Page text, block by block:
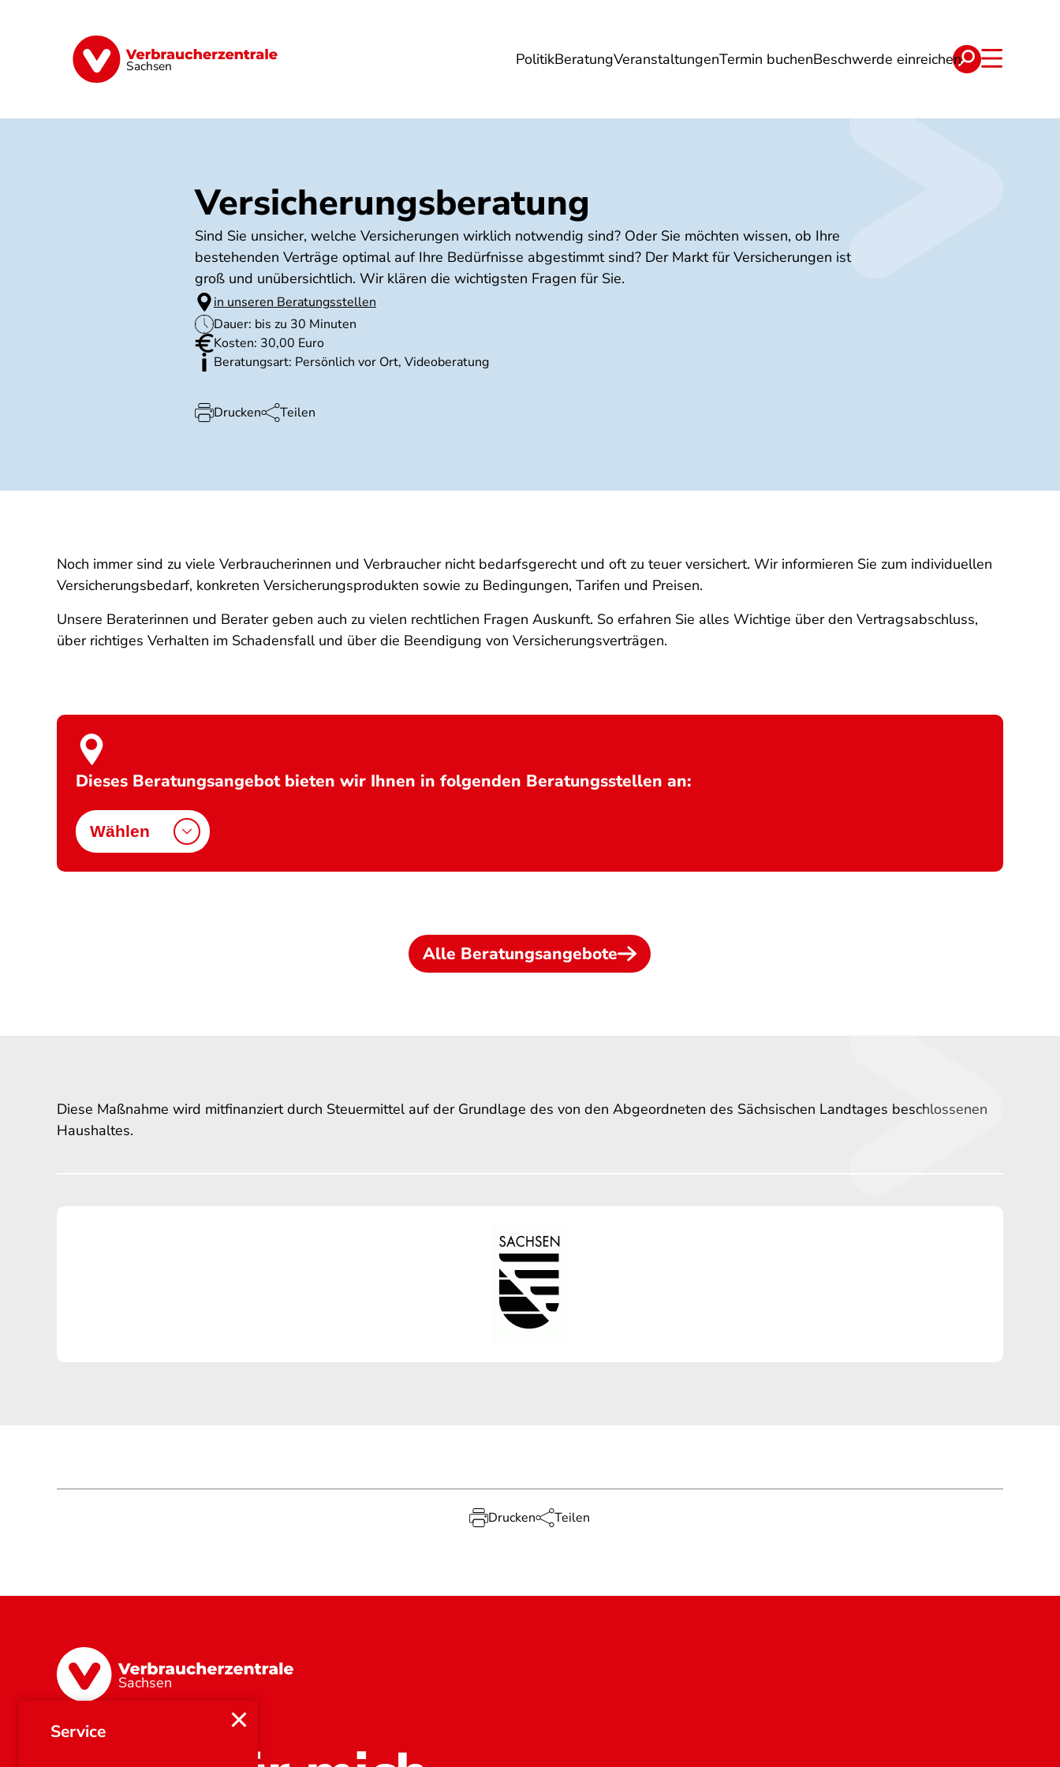
Sachsen PolitikBeratungVeranstaltungenTermin buchenBeschwerde einreichen
Vorsorge Verträge Geld & Versicherungen Digitales Energie & Wohnen Lebensmittel & Ernährung
Service
Versicherungsberatung
Sind Sie unsicher, welche Versicherungen wirklich notwendig sind? Oder Sie möchten wissen, ob Ihre
bestehenden Verträge optimal auf Ihre Bedürfnisse abgestimmt sind? Der Markt für Versicherungen ist
groß und unübersichtlich. Wir klären die wichtigsten Fragen für Sie.
in unseren Beratungsstellen
Dauer: bis zu 30 Minuten
Kosten: 30,00 Euro
Beratungsart: Persönlich vor Ort, Videoberatung
Drucken Teilen
Noch immer sind zu viele Verbraucherinnen und Verbraucher nicht bedarfsgerecht und oft zu teuer versichert. Wir informieren Sie zum individuellen
Versicherungsbedarf, konkreten Versicherungsprodukten sowie zu Bedingungen, Tarifen und Preisen.
Unsere Beraterinnen und Berater geben auch zu vielen rechtlichen Fragen Auskunft. So erfahren Sie alles Wichtige über den Vertragsabschluss,
über richtiges Verhalten im Schadensfall und über die Beendigung von Versicherungsverträgen.
Dieses Beratungsangebot bieten wir Ihnen in folgenden Beratungsstellen an:
Wählen
Alle Beratungsangebote
Diese Maßnahme wird mitfinanziert durch Steuermittel auf der Grundlage des von den Abgeordneten des Sächsischen Landtages beschlossenen
Haushaltes.
Drucken Teilen
Sachsen